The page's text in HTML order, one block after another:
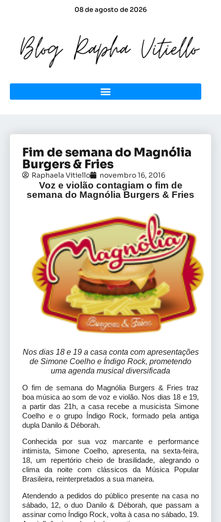
08 de agosto de 2026
Fim de semana do Magnólia
Burgers & Fries
Raphaela Vitiello novembro 16, 2016
Voz e violão contagiam o fim de
semana do Magnólia Burgers & Fries
Nos dias 18 e 19 a casa conta com apresentações
de Simone Coelho e Índigo Rock, prometendo
uma agenda musical diversificada
O fim de semana do Magnólia Burgers & Fries traz
boa música ao som de voz e violão. Nos dias 18 e 19,
a partir das 21h, a casa recebe a musicista Simone
Coelho e o grupo Índigo Rock, formado pela antiga
dupla Danilo & Déborah.
Conhecida por sua voz marcante e performance
intimista, Simone Coelho, apresenta, na sexta-feira,
18, um repertório cheio de brasilidade, alegrando o
clima da noite com clássicos da Música Popular
Brasileira, reinterpretados a sua maneira.
Atendendo a pedidos do público presente na casa no
sábado, 12, o duo Danilo & Déborah, que passam a
assinar como Índigo Rock, volta à casa no sábado, 19.